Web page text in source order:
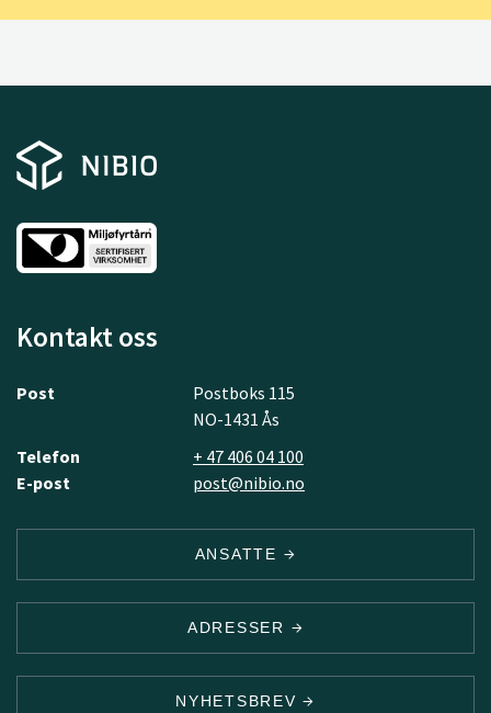
Kontakt oss
Post
Postboks 115
NO-1431 Ås
Telefon
+ 47 406 04 100
E-post
post@nibio.no
ANSATTE
ADRESSER
NYHETSBREV